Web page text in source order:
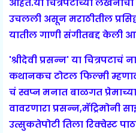
आहेत.या चित्रपटाच्या लेखनाची
उचलली असून मराठीतील
यातील गाणी संगीतबद्द केली
'श्रीदेवी प्रसन्न' या
कथानकच टोटल फिल्मी
चं स्वप्न मनात बाळगत
वावरणारा प्रसन्न,मॅट्रिमोनी
उत्सुकतेपोटी तिला रिक्वेस्ट